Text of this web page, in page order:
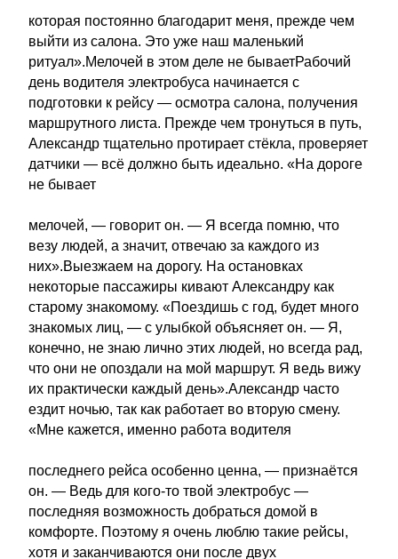
которая постоянно благодарит меня, прежде чем
выйти из салона. Это уже наш маленький
ритуал».Мелочей в этом деле не бываетРабочий
день водителя электробуса начинается с
подготовки к рейсу — осмотра салона, получения
маршрутного листа. Прежде чем тронуться в путь,
Александр тщательно протирает стёкла, проверяет
датчики — всё должно быть идеально. «На дороге
не бывает
мелочей, — говорит он. — Я всегда помню, что
везу людей, а значит, отвечаю за каждого из
них».Выезжаем на дорогу. На остановках
некоторые пассажиры кивают Александру как
старому знакомому. «Поездишь с год, будет много
знакомых лиц, — с улыбкой объясняет он. — Я,
конечно, не знаю лично этих людей, но всегда рад,
что они не опоздали на мой маршрут. Я ведь вижу
их практически каждый день».Александр часто
ездит ночью, так как работает во вторую смену.
«Мне кажется, именно работа водителя
последнего рейса особенно ценна, — признаётся
он. — Ведь для кого-то твой электробус —
последняя возможность добраться домой в
комфорте. Поэтому я очень люблю такие рейсы,
хотя и заканчиваются они после двух